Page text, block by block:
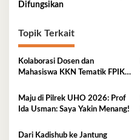
Difungsikan
Topik Terkait
Kolaborasi Dosen dan
Mahasiswa KKN Tematik FPIK
Lingkungan Pesisir bagi Anak-
anak di Kelurahan Lapulu
Maju di Pilrek UHO 2026: Prof
Ida Usman: Saya Yakin Menang!
Dari Kadishub ke Jantung